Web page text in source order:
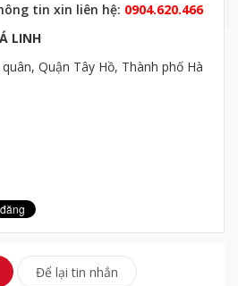
tin xin liên hệ: 0904.620.466
LINH
Quận Tây Hồ, Thành phố Hà
Để lại tin nhắn